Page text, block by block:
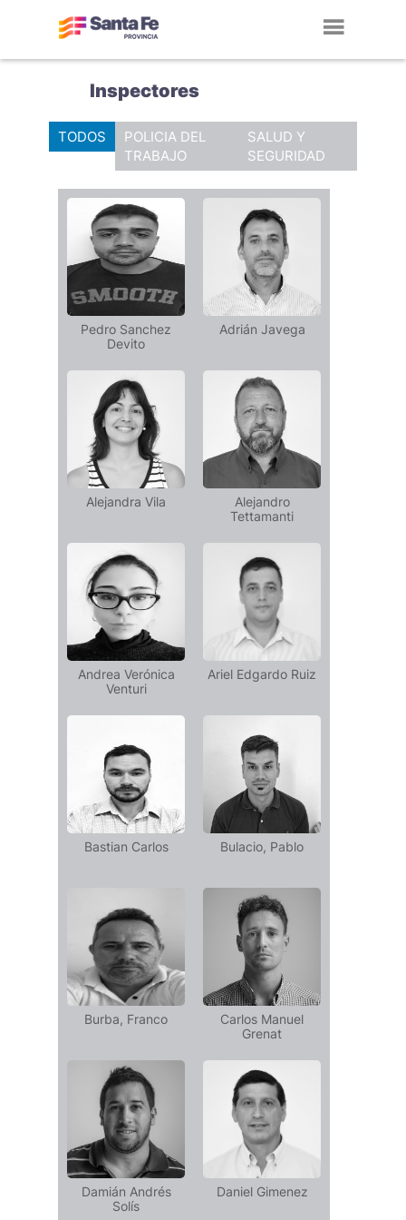
Inspectores
TODOS
POLICIA DEL
TRABAJO
SALUD Y
SEGURIDAD
Pedro Sanchez
Devito
Adrián Javega
Alejandra Vila
Alejandro
Tettamanti
Andrea Verónica
Venturi
Ariel Edgardo Ruiz
Bastian Carlos Bulacio, Pablo
Burba, Franco
Carlos Manuel
Grenat
Damián Andrés
Solís
Daniel Gimenez